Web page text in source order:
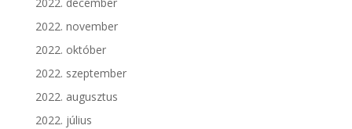
2022. november
2022. október
2022. szeptember
2022. augusztus
2022. július